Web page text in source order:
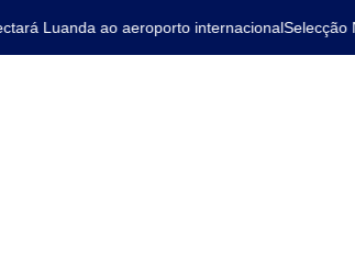
Luanda ao aeroporto internacionalSelecção